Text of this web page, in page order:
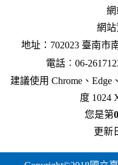
網
網站
地址：702023 臺南市
電話︰06-
建議使用 Chrome、Edge
度 1024
您是第
更新